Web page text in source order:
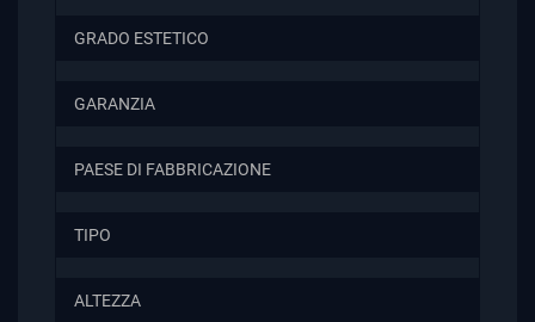
GRADO ESTETICO
GARANZIA
PAESE DI FABBRICAZIONE
TIPO
ALTEZZA